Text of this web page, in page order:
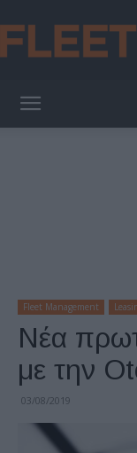
Fleet Management
Νέα
με την
03/08/2019